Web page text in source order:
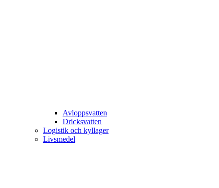
Avloppsvatten
Dricksvatten
Logistik och kyllager
Livsmedel